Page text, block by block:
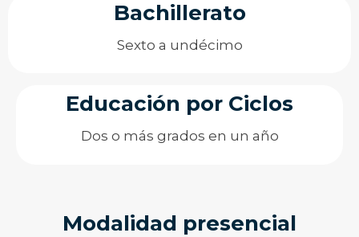
Bachillerato
Sexto a undécimo
Educación por Ciclos
Dos o más grados en un año
Modalidad presencial